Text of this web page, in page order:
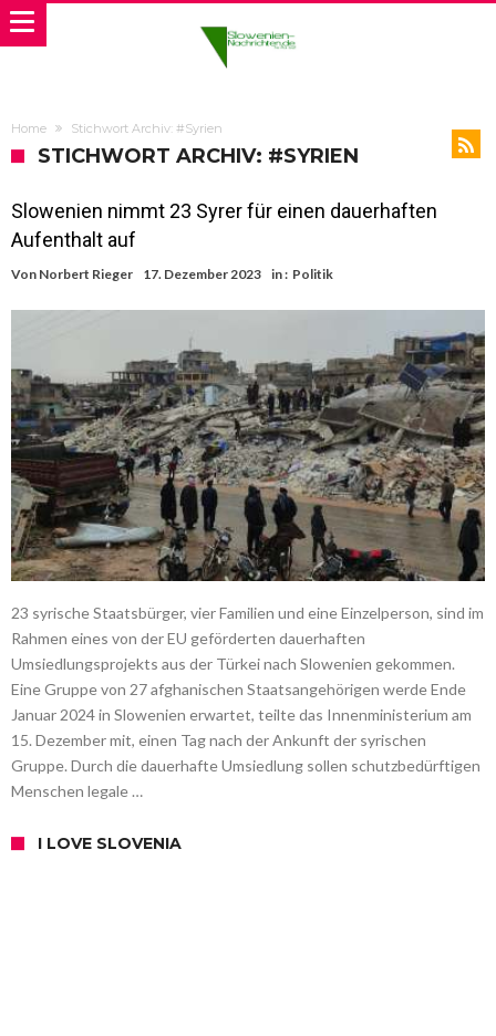
Home Stichwort Archiv: #Syrien
STICHWORT ARCHIV: #SYRIEN
Slowenien nimmt 23 Syrer für einen dauerhaften
Aufenthalt auf
Von Norbert Rieger 17. Dezember 2023 in : Politik
23 syrische Staatsbürger, vier Familien und eine Einzelperson, sind im
Rahmen eines von der EU geförderten dauerhaften
Umsiedlungsprojekts aus der Türkei nach Slowenien gekommen.
Eine Gruppe von 27 afghanischen Staatsangehörigen werde Ende
Januar 2024 in Slowenien erwartet, teilte das Innenministerium am
15. Dezember mit, einen Tag nach der Ankunft der syrischen
Gruppe. Durch die dauerhafte Umsiedlung sollen schutzbedürftigen
Menschen legale …
I LOVE SLOVENIA